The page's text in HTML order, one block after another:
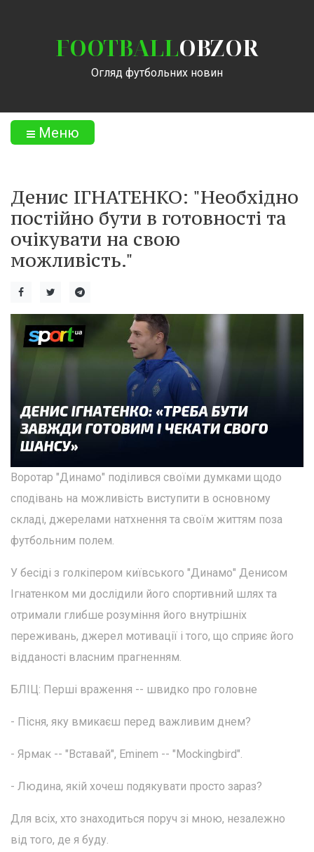
FOOTBALLOBZOR
Огляд футбольних новин
Меню
Денис ІГНАТЕНКО: "Необхідно
постійно бути в готовності та
очікувати на свою
можливість."
Воротар "Динамо" поділився своїми думками щодо
сподівань на можливість виступити в основному
складі, джерелами натхнення та своїм життям поза
футбольним полем.
У бесіді з голкіпером київського "Динамо" Денисом
Ігнатенком ми дослідили його спортивний шлях та
отримали глибше розуміння його внутрішніх
переживань, джерел мотивації і того, що сприяє його
відданості власним прагненням.
БЛІЦ: Перші враження -- швидко про головне
- Пісня, яку вмикаєш перед важливим днем?
- Ярмак -- "Вставай", Eminem -- "Mockingbird".
- Людина, якій хочеш подякувати просто зараз?
Для всіх, хто знаходиться поруч зі мною, незалежно
від того, де я буду.